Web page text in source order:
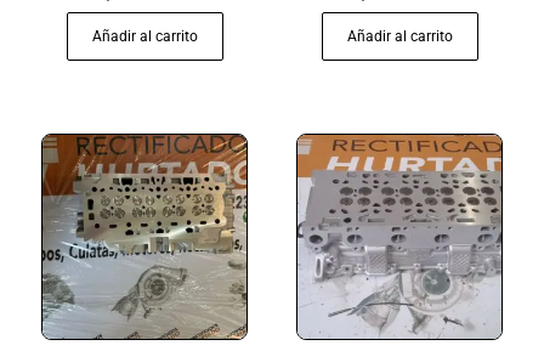
Añadir al carrito Añadir al carrito